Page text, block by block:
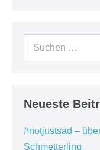
Suchen
Neueste
#notjustsad –
Schmetterling